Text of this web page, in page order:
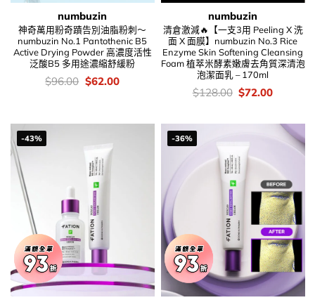
numbuzin
神奇萬用粉奇蹟告別油脂粉刺～
numbuzin No.1 Pantothenic B5
Active Drying Powder 高濃度活性
泛酸B5 多用途濃縮舒緩粉
價
錢：
$96.00 Original
price
$62.00Current
numbuzin
清倉激減🔥【一支3用 Peeling X 洗
面 X 面膜】numbuzin No.3 Rice
Enzyme Skin Softening Cleansing
Foam 植萃米酵素嫩膚去角質深清泡
泡潔面乳 – 170ml
價
錢：
$128.00 Original
price
$128.00.
$72.00Current
$72.00.
-43% -36%